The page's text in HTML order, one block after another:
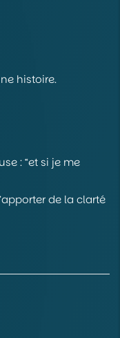
histoire.
: “et si je me
de la clarté